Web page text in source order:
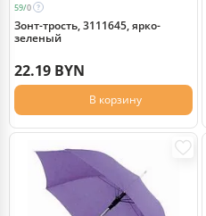
59/0
Зонт-трость, 3111645, ярко-
зеленый
22.19 BYN
В корзину